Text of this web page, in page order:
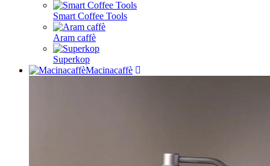
Smart Coffee Tools
Aram caffè
Superkop
Macinacaffè